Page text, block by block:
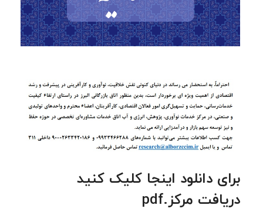
برای دانلود اینجا کلیک کنید
دریافت مرکز.pdf